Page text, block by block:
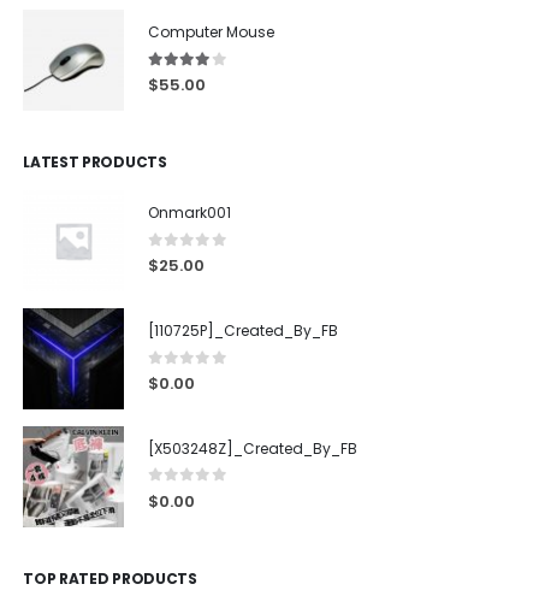
Computer Mouse
4.00out of 5
$55.00
LATEST PRODUCTS
Onmark001
0out of 5
$25.00
[110725P]_Created_By_FB
0out of 5
$0.00
[X503248Z]_Created_By_FB
0 out of 5
$0.00
TOP RATED PRODUCTS